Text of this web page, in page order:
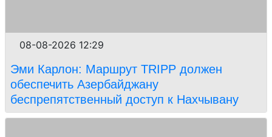
08-08-2026 12:29
Эми Карлон: Маршрут TRIPP должен
обеспечить Азербайджану
беспрепятственный доступ к Нахчывану